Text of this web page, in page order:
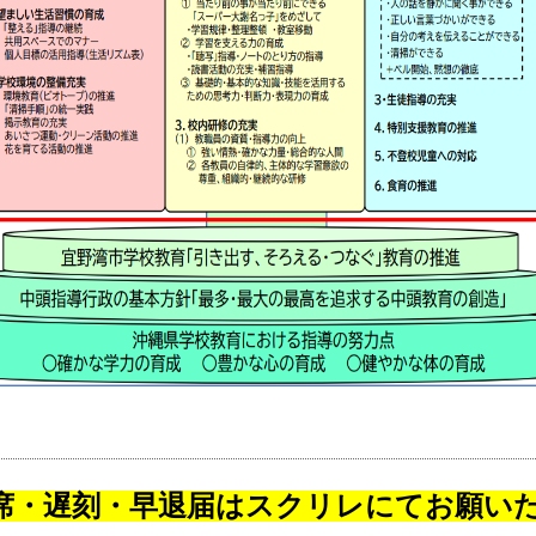
・遅刻・早退届はスクリレにてお願い